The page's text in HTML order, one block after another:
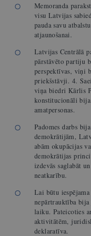
Memoranda
visu Latvijas
pauda savu
atjaunošanai.
Latvijas Centrālā
pārstāvēto partiju
perspektīvas, viņi
priekšstāvji. 4.
viņa biedri Kārlis
konstitucionāli bija
amatpersonas.
Padomes darbs
demokrātijām,
abām okupācijas
demokrātijas
izdevās saglabāt
neatkarību.
Lai būtu
nepārtrauktība
laiku. Pateicoties
aktivitātēm,
deklaratīva.